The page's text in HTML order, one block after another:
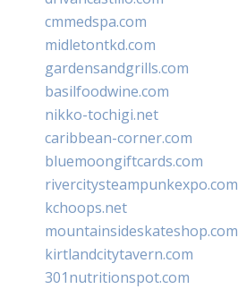
cmmedspa.com
midletontkd.com
gardensandgrills.com
basilfoodwine.com
nikko-tochigi.net
caribbean-corner.com
bluemoongiftcards.com
rivercitysteampunkexpo.com
kchoops.net
mountainsideskateshop.com
kirtlandcitytavern.com
301nutritionspot.com